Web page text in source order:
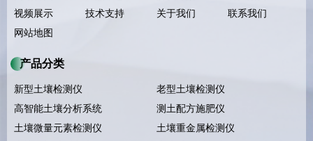
视频展示
技术支持 关于我们
联系我们
网站地图
产品分类
新型土壤检测仪
老型土壤检测仪
高智能土壤分析系统
测土配方施肥仪
土壤微量元素检测仪
土壤重金属检测仪